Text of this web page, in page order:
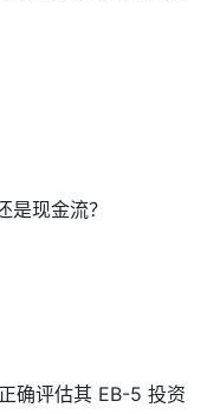
现金流？
确评估其 EB-5 投资